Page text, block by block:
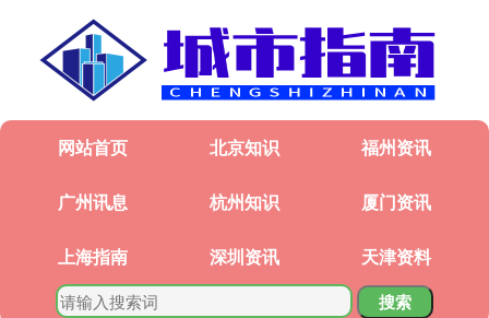
网站首页 北京知识 福州资讯
广州讯息 杭州知识 厦门资讯
上海指南 深圳资讯 天津资料
搜索